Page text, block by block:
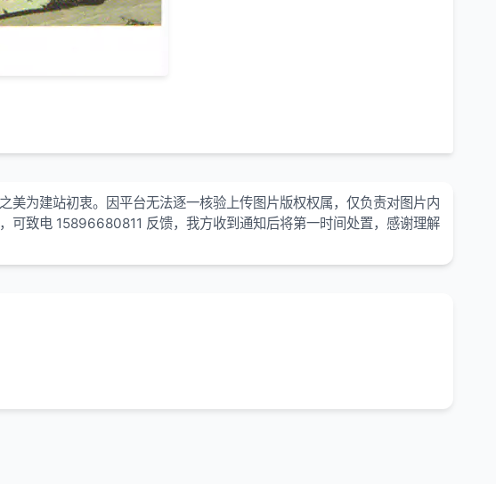
美为建站初衷。因平台无法逐一核验上传图片版权权属，仅负责对图片内
可致电 15896680811 反馈，我方收到通知后将第一时间处置，感谢理解